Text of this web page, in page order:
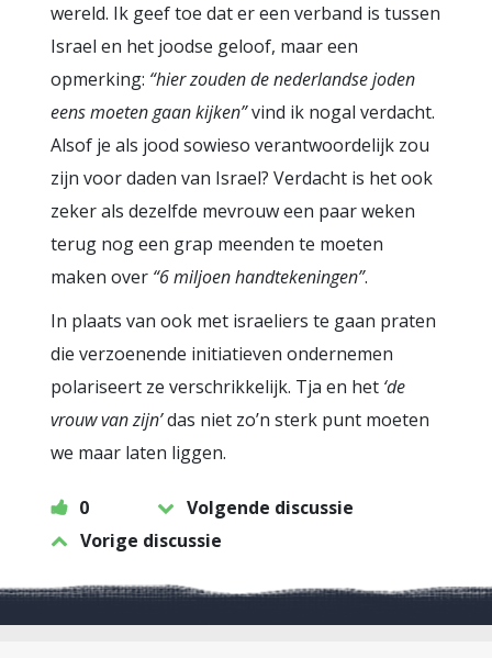
wereld. Ik geef toe dat er een verband is tussen
Israel en het joodse geloof, maar een
opmerking: “hier zouden de nederlandse joden
eens moeten gaan kijken”vind ik nogal verdacht.
Alsof je als jood sowieso verantwoordelijk zou
zijn voor daden van Israel? Verdacht is het ook
zeker als dezelfde mevrouw een paar weken
terug nog een grap meenden te moeten
maken over “6 miljoen handtekeningen”.
In plaats van ook met israeliers te gaan praten
die verzoenende initiatieven ondernemen
polariseert ze verschrikkelijk. Tja en het ‘de
vrouw van zijn’das niet zo’n sterk punt moeten
we maar laten liggen.
0
Volgende discussie
Vorige discussie